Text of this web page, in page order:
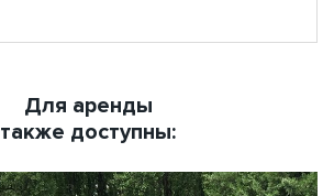
Для аренды
также доступны: